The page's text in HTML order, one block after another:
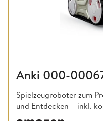
Anki 000-
Spielzeugroboter zum
und Entdecken – inkl.